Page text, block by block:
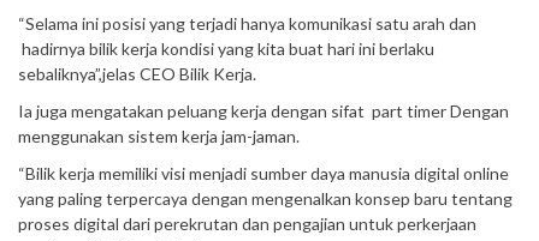
“Selama ini posisi yang terjadi hanya komunikasi satu arah dan
hadirnya bilik kerja kondisi yang kita buat hari ini berlaku
sebaliknya”,jelas CEO Bilik Kerja.
Ia juga mengatakan peluang kerja dengan sifat part timer Dengan
menggunakan sistem kerja jam-jaman.
“Bilik kerja memiliki visi menjadi sumber daya manusia digital online
yang paling terpercaya dengan mengenalkan konsep baru tentang
proses digital dari perekrutan dan pengajian untuk perkerjaan